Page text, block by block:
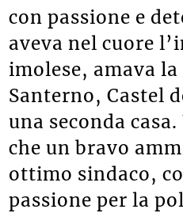
con passione e
aveva nel cuore
imolese, amava
Santerno, Castel
una seconda
che un bravo
ottimo sindaco,
passione per la